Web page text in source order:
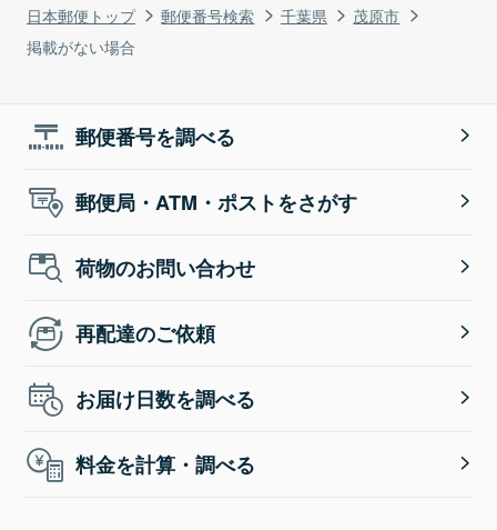
日本郵便トップ 郵便番号検索 千葉県
茂原市
掲載がない場合
郵便番号を調べる
郵便局・ATM・ポストをさがす
荷物のお問い合わせ
再配達のご依頼
お届け日数を調べる
料金を計算・調べる